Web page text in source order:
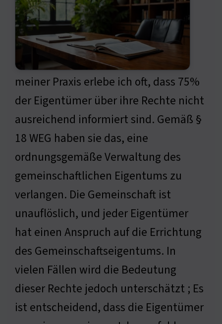
meiner Praxis erlebe ich oft, dass 75%
der Eigentümer über ihre Rechte nicht
ausreichend informiert sind. Gemäß §
18 WEG haben sie das, eine
ordnungsgemäße Verwaltung des
gemeinschaftlichen Eigentums zu
verlangen. Die Gemeinschaft ist
unauflöslich, und jeder Eigentümer
hat einen Anspruch auf die Errichtung
des Gemeinschaftseigentums. In
vielen Fällen wird die Bedeutung
dieser Rechte jedoch unterschätzt ; Es
ist entscheidend, dass die Eigentümer